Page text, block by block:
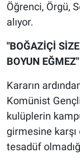
Öğrenci, Örgü,
alıyor.
"BOĞAZİÇİ
BOYUN EĞMEZ"
Kararın
Komünist
kulüplerin
girmesine karşı
tesadüf
Türkiye'nin
Yerel Gündem
Yerel Yaşam
Canlı Yayın